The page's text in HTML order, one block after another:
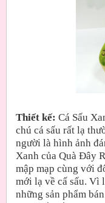
Thiết kế: Cá Sấu
chú cá sấu rất lạ
người là hình ảnh
Xanh của Quà Đây
mập mạp cùng với
mới lạ về cấ sấu. Vì
những sản phẩm